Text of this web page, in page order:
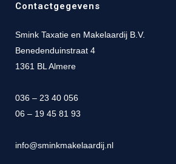
Contactgegevens
Smink Taxatie en Makelaardij B.V.
Benedenduinstraat 4
1361 BL Almere
036 – 23 40 056
06 – 19 45 81 93
info@sminkmakelaardij.nl